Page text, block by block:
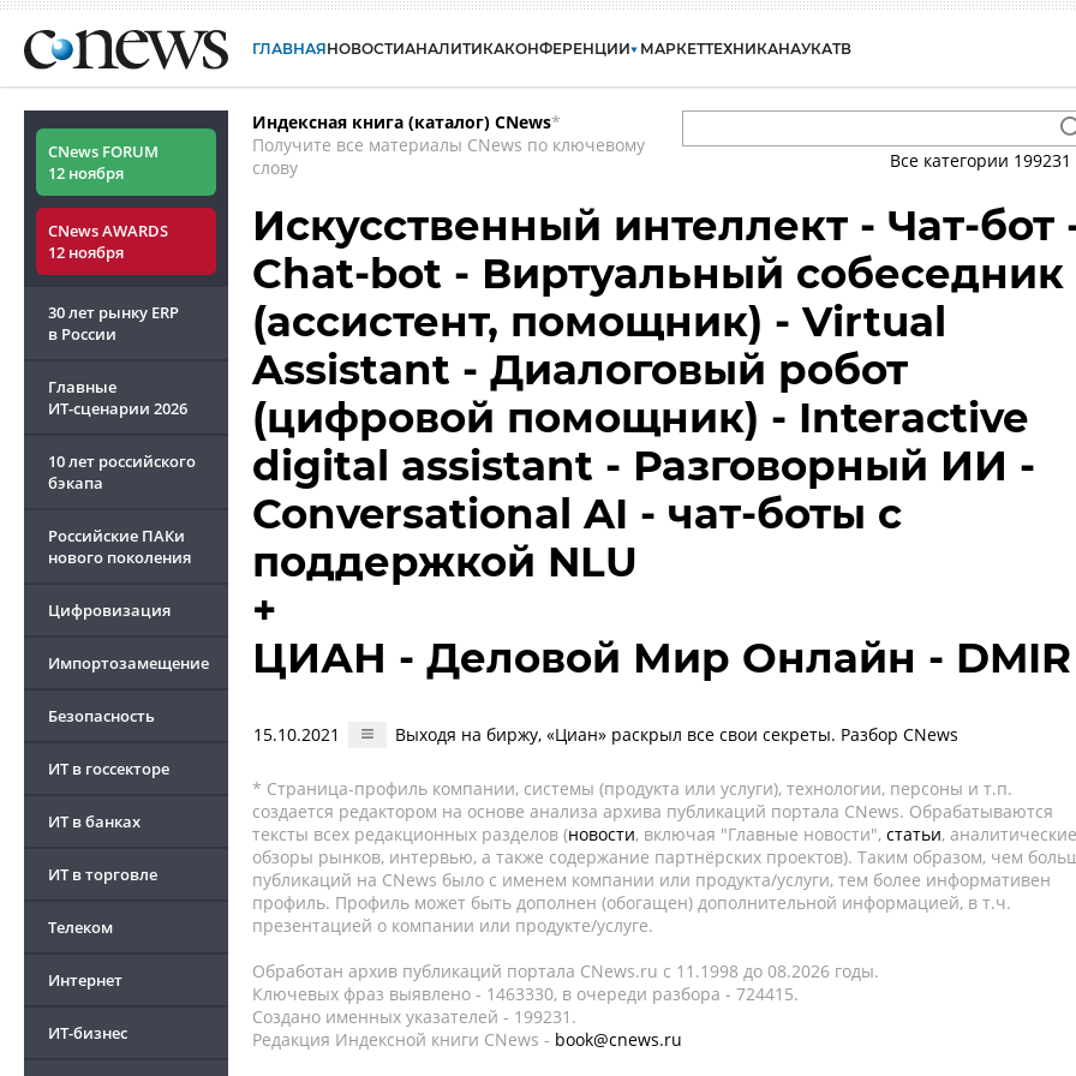
ГЛАВНАЯНОВОСТИАНАЛИТИКАКОНФЕРЕНЦИИ МАРКЕТТЕХНИКАНАУКАТВ
CNews FORUM
12 ноября
CNews AWARDS
12 ноября
30 лет рынку ERP
в России
Главные
ИТ-сценарии 2026
10 лет российского
бэкапа
Российские ПАКи
нового поколения
Цифровизация
Импортозамещение
Безопасность
ИТ в госсекторе
ИТ в банках
ИТ в торговле
Телеком
Интернет
ИТ-бизнес
Индексная книга (каталог) CNews*
Получите все материалы CNews по ключевому
слову
Все категории 199231
Искусственный интеллект - Чат-бот
Chat-bot - Виртуальный собеседник
(ассистент, помощник) - Virtual
Assistant - Диалоговый робот
(цифровой помощник) - Interactive
digital assistant - Разговорный ИИ -
Conversational AI - чат-боты с
поддержкой NLU
+
ЦИАН - Деловой Мир Онлайн - DMIR
15.10.2021 Выходя на биржу, «Циан» раскрыл все свои секреты. Разбор CNews
* Страница-профиль компании, системы (продукта или услуги), технологии, персоны и т.п.
создается редактором на основе анализа архива публикаций портала CNews. Обрабатываются
тексты всех редакционных разделов (новости, включая "Главные новости", статьи, аналитические
обзоры рынков, интервью, а также содержание партнёрских проектов). Таким образом, чем
публикаций на CNews было с именем компании или продукта/услуги, тем более информативен
профиль. Профиль может быть дополнен (обогащен) дополнительной информацией, в т.ч.
презентацией о компании или продукте/услуге.
Обработан архив публикаций портала CNews.ru c 11.1998 до 08.2026 годы.
Ключевых фраз выявлено - 1463330, в очереди разбора - 724415.
Создано именных указателей - 199231.
Редакция Индексной книги CNews - book@cnews.ru